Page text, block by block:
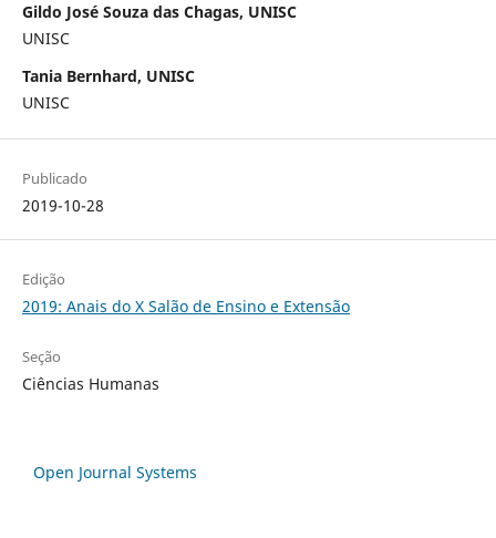
Gildo José Souza das Chagas, UNISC
UNISC
Tania Bernhard, UNISC
UNISC
Publicado
2019-10-28
Edição
2019: Anais do X Salão de Ensino e Extensão
Seção
Ciências Humanas
Open Journal Systems